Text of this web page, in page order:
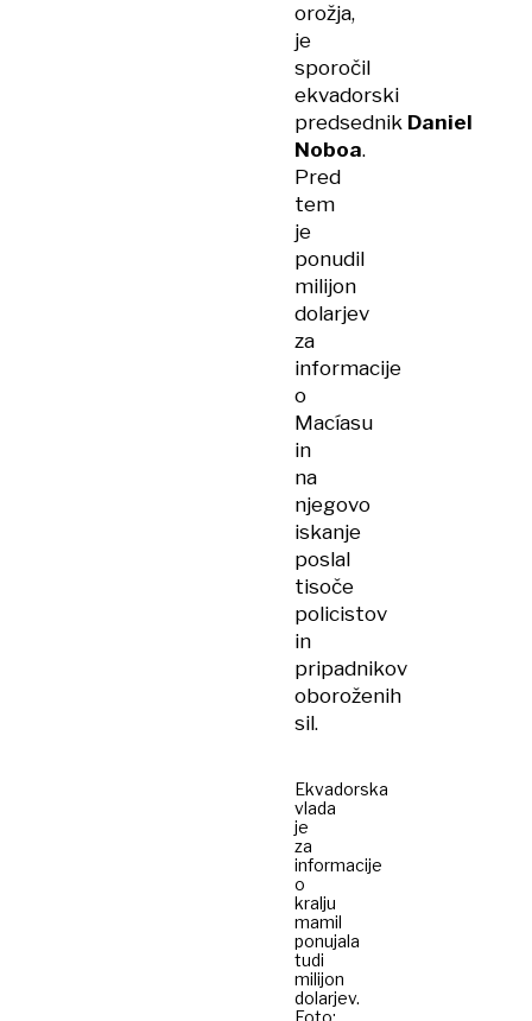
orožja,
je
sporočil
ekvadorski
predsednik Daniel
Noboa.
Pred
tem
je
ponudil
milijon
dolarjev
za
informacije
o
Macíasu
in
na
njegovo
iskanje
poslal
tisoče
policistov
in
pripadnikov
oboroženih
sil.
Ekvadorska
vlada
je
za
informacije
o
kralju
mamil
ponujala
tudi
milijon
dolarjev.